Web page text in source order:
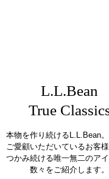
L.L.Bean
True
本物を作り続けるL.L.Bean。
ご愛顧いただいているお客
つかみ続ける唯一無二のア
数々をご紹介します。